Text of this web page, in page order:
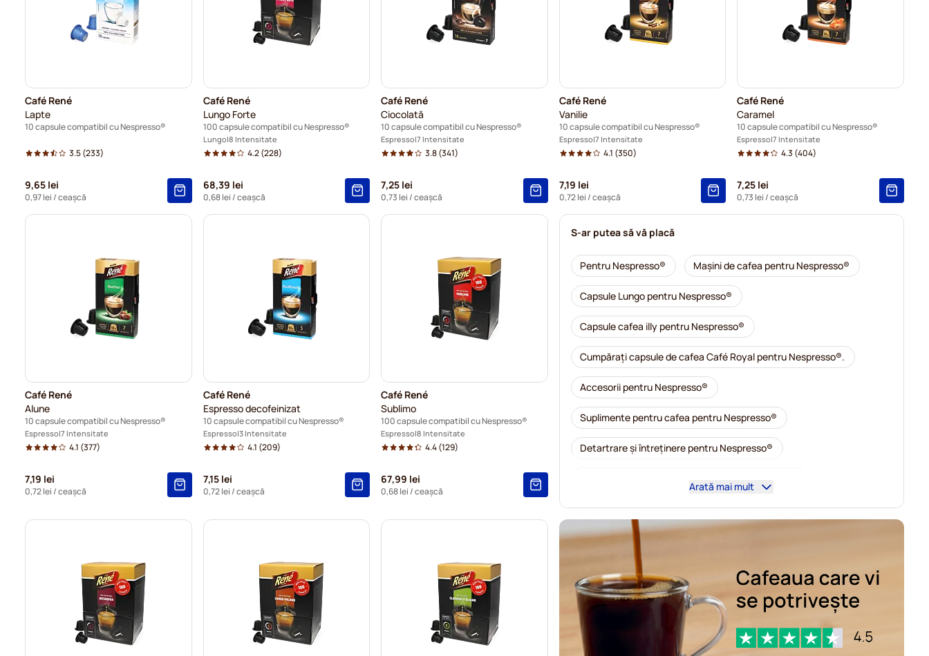
Café René
Lapte
10 capsule compatibil cu Nespresso®
3.5(233)
9,65 lei
0,97 lei / ceașcă
Café René
Lungo Forte
100 capsule compatibil cu Nespresso®
Lungo 8 Intensitate
4.2(228)
68,39 lei
0,68 lei / ceașcă
Café René
Ciocolată
10 capsule compatibil cu Nespresso®
Espresso 7 Intensitate
3.8(341)
7,25 lei
0,73 lei / ceașcă
Café René
Vanilie
10 capsule compatibil cu Nespresso®
Espresso 7 Intensitate
4.1 (350)
7,19 lei
0,72 lei / ceașcă
Café René
Caramel
10 capsule compatibil cu Nespresso®
Espresso 7 Intensitate
4.3 (404)
7,25 lei
0,73 lei / ceașcă
Café René
Alune
10 capsule compatibil cu Nespresso®
Espresso 7 Intensitate
4.1 (377)
7,19 lei
0,72 lei / ceașcă
Café René
Espresso decofeinizat
10 capsule compatibil cu Nespresso®
Espresso 3 Intensitate
4.1 (209)
7,15 lei
0,72 lei / ceașcă
Café René
Sublimo
100 capsule compatibil cu Nespresso®
Espresso 8 Intensitate
4.4(129)
67,99 lei
0,68 lei / ceașcă
S-ar putea să vă placă
Pentru Nespresso® Mașini de cafea pentru Nespresso®
Capsule Lungo pentru Nespresso®
Capsule cafea illy pentru Nespresso®
Cumpărați capsule de cafea Café Royal pentru Nespresso®.
Accesorii pentru Nespresso®
Suplimente pentru cafea pentru Nespresso®
Detartrare și întreținere pentru Nespresso®
Capsule cafea Segafredo pentru Nespresso®
Caffè Borbone pentru Nespresso®
Capsule pentru Nespresso®
Capsule cafea Gevalia pentru Nespresso®
Capsule cafea Belmio pentru Nespresso®
Arată mai mult